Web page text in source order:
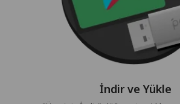
İndir ve Yükle